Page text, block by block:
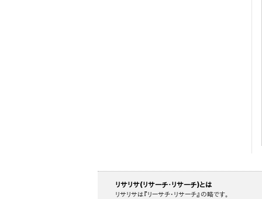
リサリサ(リサーチ・リサーチ)とは
リサリサは『リーサチ・リサーチ』の略です。